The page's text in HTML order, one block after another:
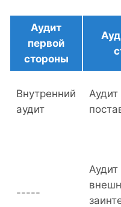
Аудит
первой
стороны
Внутренний
аудит
-----
Аудит